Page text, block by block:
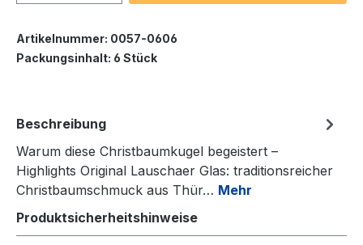
Artikelnummer: 0057-0606
Packungsinhalt: 6 Stück
Beschreibung
Warum diese Christbaumkugel begeistert –
Highlights Original Lauschaer Glas: traditionsreicher
Christbaumschmuck aus Thür… Mehr
Produktsicherheitshinweise